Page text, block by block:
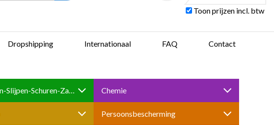
Toon prijzen incl. btw
Dropshipping Internationaal FAQ Contact
Boren-Tappen-Slijpen-Schuren-Zagen Chemie
Persoonsbescherming